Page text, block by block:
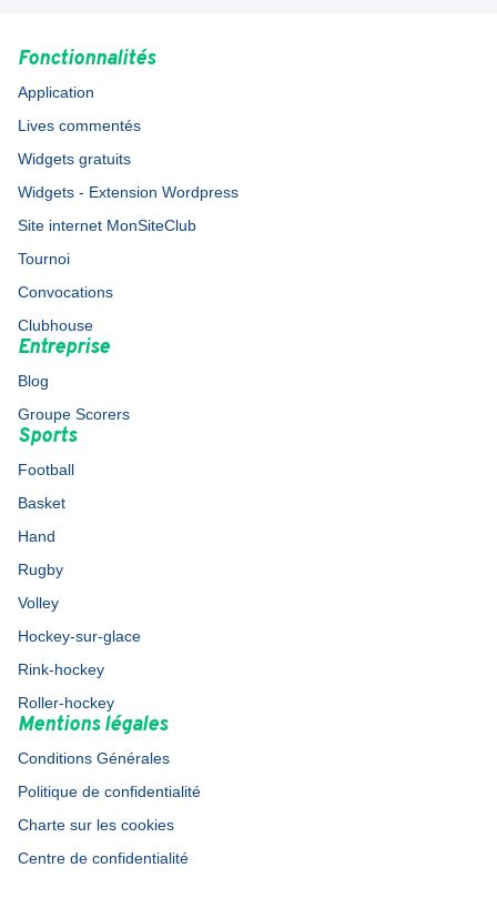
Fonctionnalités
Application
Lives commentés
Widgets gratuits
Widgets - Extension Wordpress
Site internet MonSiteClub
Tournoi
Convocations
Clubhouse
Entreprise
Blog
Groupe Scorers
Sports
Football
Basket
Hand
Rugby
Volley
Hockey-sur-glace
Rink-hockey
Roller-hockey
Mentions légales
Conditions Générales
Politique de confidentialité
Charte sur les cookies
Centre de confidentialité